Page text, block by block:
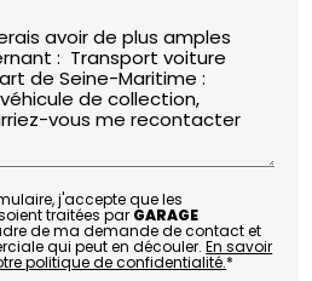
j'accepte que les
traitées par GARAGE
de ma demande de contact et
qui peut en découler.En savoir
politique de confidentialité.*